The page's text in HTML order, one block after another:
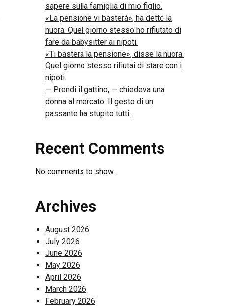
sapere sulla famiglia di mio figlio.
«La pensione vi basterà», ha detto la
nuora. Quel giorno stesso ho rifiutato di
fare da babysitter ai nipoti.
«Ti basterà la pensione», disse la nuora.
Quel giorno stesso rifiutai di stare con i
nipoti.
— Prendi il gattino, — chiedeva una
donna al mercato. Il gesto di un
passante ha stupito tutti.
Recent Comments
No comments to show.
Archives
August 2026
July 2026
June 2026
May 2026
April 2026
March 2026
February 2026